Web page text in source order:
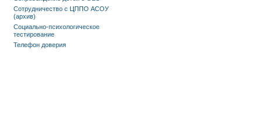
Сотрудничество с ЦППО АСОУ
(архив)
Социально-психологическое
тестирование
Телефон доверия